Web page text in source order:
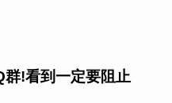
!看到一定要阻止